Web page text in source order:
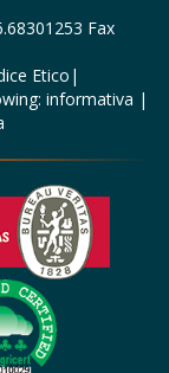
Fax
Etico |
informativa |